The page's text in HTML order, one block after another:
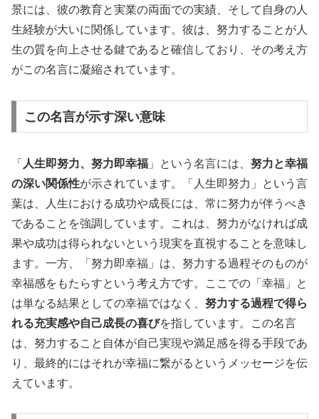
景には、彼の教育と実業の両面での実績、そして自身の人
生経験が大いに関係しています。彼は、努力することが人
生の質を向上させる鍵であると確信しており、その考え方
がこの名言に凝縮されています。
この名言が示す深い意味
「 人生即努力、努力即幸福 」という名言には、努力と幸福
の深い関係性が示されています。「人生即努力」という言
葉は、人生における成功や成長には、常に努力が伴うべき
であることを強調しています。これは、努力がなければ成
果や成功は得られないという現実を直視することを意味し
ます。一方、「努力即幸福」は、努力する過程そのものが
幸福感をもたらすという考え方です。ここでの「幸福」と
は単なる結果としての幸福ではなく、努力する過程で得ら
れる充実感や自己成長の喜びを指しています。この名言
は、努力すること自体が自己実現や満足感を得る手段であ
り、最終的にはそれが幸福に繋がるというメッセージを伝
えています。